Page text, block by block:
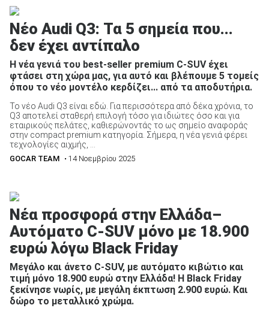
Νέο Audi Q3: Τα 5 σημεία που...
δεν έχει αντίπαλο
Η νέα γενιά του best-seller premium C-SUV έχει
φτάσει στη χώρα μας, για αυτό και βλέπουμε 5 τομείς
όπου το νέο μοντέλο κερδίζει... από τα αποδυτήρια.
Το νέο Audi Q3 είναι εδώ. Για περισσότερα από δέκα χρόνια, το
Q3 αποτελεί σταθερή επιλογή τόσο για ιδιώτες όσο και για
εταιρικούς πελάτες, καθιερώνοντάς το ως σημείο αναφοράς
στην compact premium κατηγορία. Σήμερα, η νέα γενιά φέρει
τεχνολογίες αιχμής, ...
GOCAR TEAM • 14 Νοεμβρίου 2025
Νέα προσφορά στην Ελλάδα–
Αυτόματο C-SUV μόνο με 18.900
ευρώ λόγω Black Friday
Μεγάλο και άνετο C-SUV, με αυτόματο κιβώτιο και
τιμή μόνο 18.900 ευρώ στην Ελλάδα! Η Black Friday
ξεκίνησε νωρίς, με μεγάλη έκπτωση 2.900 ευρώ. Και
δώρο το μεταλλικό χρώμα.